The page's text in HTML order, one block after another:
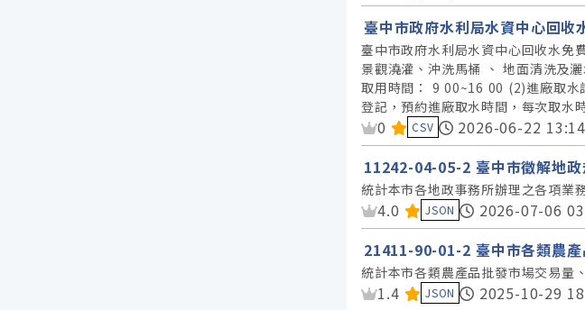
臺中市政府水利局水資中心回收
臺中市政府水利局水資中心回收水免
景觀澆灌、沖洗馬桶 、 地面清洗及
取用時間： 9 00~16 00 (2)進廠取水
登記，預約進廠取水時間，每次取水
資料集評分：
0 CSV
2026-06-22
11242-04-05-2 臺中市徵解地政
統計本市各地政事務所辦理之各項業
資料集評分：
4.0 JSON
2026-07-06
21411-90-01-2 臺中市各類農
統計本市各類農產品批發市場交易量
資料集評分：
1.4 JSON
2025-10-29